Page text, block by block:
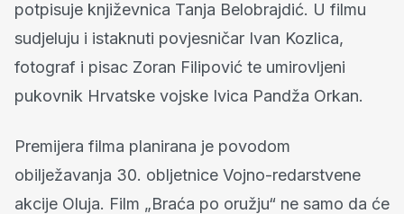
potpisuje književnica Tanja Belobrajdić. U filmu
sudjeluju i istaknuti povjesničar Ivan Kozlica,
fotograf i pisac Zoran Filipović te umirovljeni
pukovnik Hrvatske vojske Ivica Pandža Orkan.
Premijera filma planirana je povodom
obilježavanja 30. obljetnice Vojno-redarstvene
akcije Oluja. Film „Braća po oružju“ ne samo da će